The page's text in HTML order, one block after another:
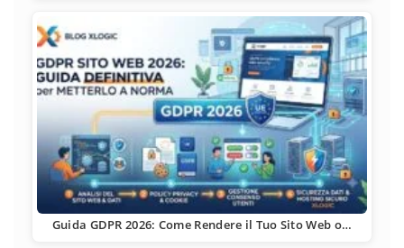
Guida GDPR 2026: Come Rendere il Tuo Sito Web o…